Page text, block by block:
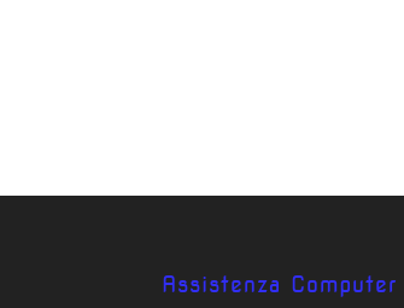
Assistenza Computer